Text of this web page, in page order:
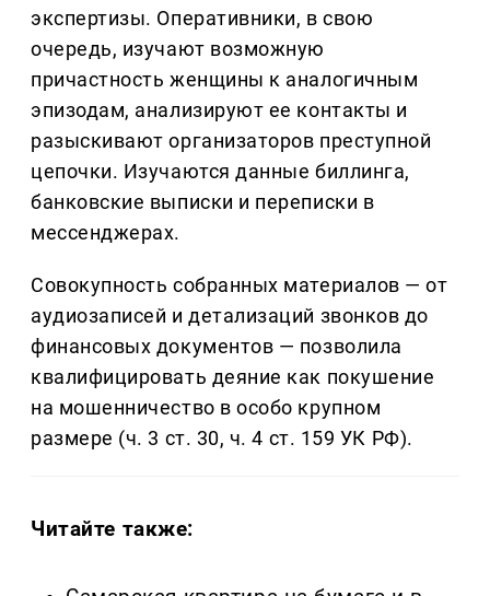
экспертизы. Оперативники, в свою
очередь, изучают возможную
причастность женщины к аналогичным
эпизодам, анализируют ее контакты и
разыскивают организаторов преступной
цепочки. Изучаются данные биллинга,
банковские выписки и переписки в
мессенджерах.
Совокупность собранных материалов — от
аудиозаписей и детализаций звонков до
финансовых документов — позволила
квалифицировать деяние как покушение
на мошенничество в особо крупном
размере (ч. 3 ст. 30, ч. 4 ст. 159 УК РФ).
Читайте также: